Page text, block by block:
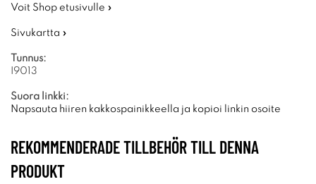
Voit Shop etusivulle »
Sivukartta »
Tunnus:
I9013
Suora linkki:
Napsauta hiiren kakkospainikkeella ja kopioi linkin osoite
REKOMMENDERADE TILLBEHÖR TILL DENNA
PRODUKT